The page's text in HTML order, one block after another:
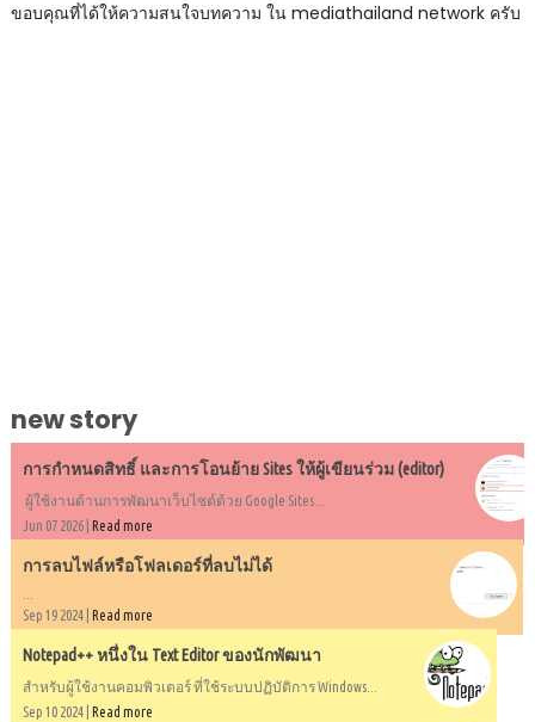
ขอบคุณที่ได้ให้ความสนใจบทความ ใน mediathailand network ครับ
new story
การกำหนดสิทธิ์ และการโอนย้าย Sites ให้ผู้เขียนร่วม (editor)
ผู้ใช้งานด้านการพัฒนาเว็บไซต์ด้วย Google Sites...
Jun 07 2026 | Read more
การลบไฟล์หรือโฟลเดอร์ที่ลบไม่ได้
Sep 19 2024 | Read more
Notepad++ หนึ่งใน Text Editor ของนักพัฒนา
สำหรับผู้ใช้งานคอมพิวเตอร์ ที่ใช้ระบบปฏิบัติการ Windows...
Sep 10 2024 | Read more